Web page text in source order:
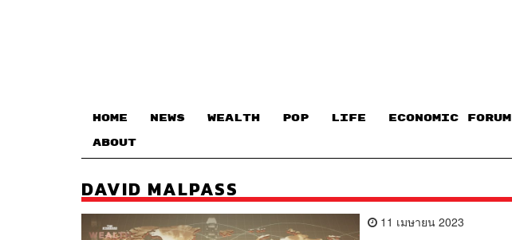
HOME NEWS WEALTH POP LIFE ECONOMIC FORUM
ABOUT
DAVID MALPASS
11 เมษายน 2023